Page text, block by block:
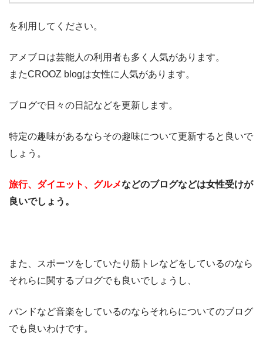
を利用してください。
アメブロは芸能人の利用者も多く人気があります。
またCROOZ blogは女性に人気があります。
ブログで日々の日記などを更新します。
特定の趣味があるならその趣味について更新すると良いで
しょう。
旅行、ダイエット、グルメなどのブログなどは女性受けが
良いでしょう。
また、スポーツをしていたり筋トレなどをしているのなら
それらに関するブログでも良いでしょうし、
バンドなど音楽をしているのならそれらについてのブログ
でも良いわけです。